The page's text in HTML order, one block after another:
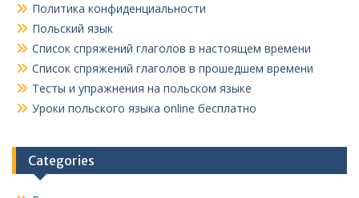
Политика конфиденциальности
Польский язык
Список спряжений глаголов в настоящем времени
Список спряжений глаголов в прошедшем времени
Тесты и упражнения на польском языке
Уроки польского языка online бесплатно
Categories